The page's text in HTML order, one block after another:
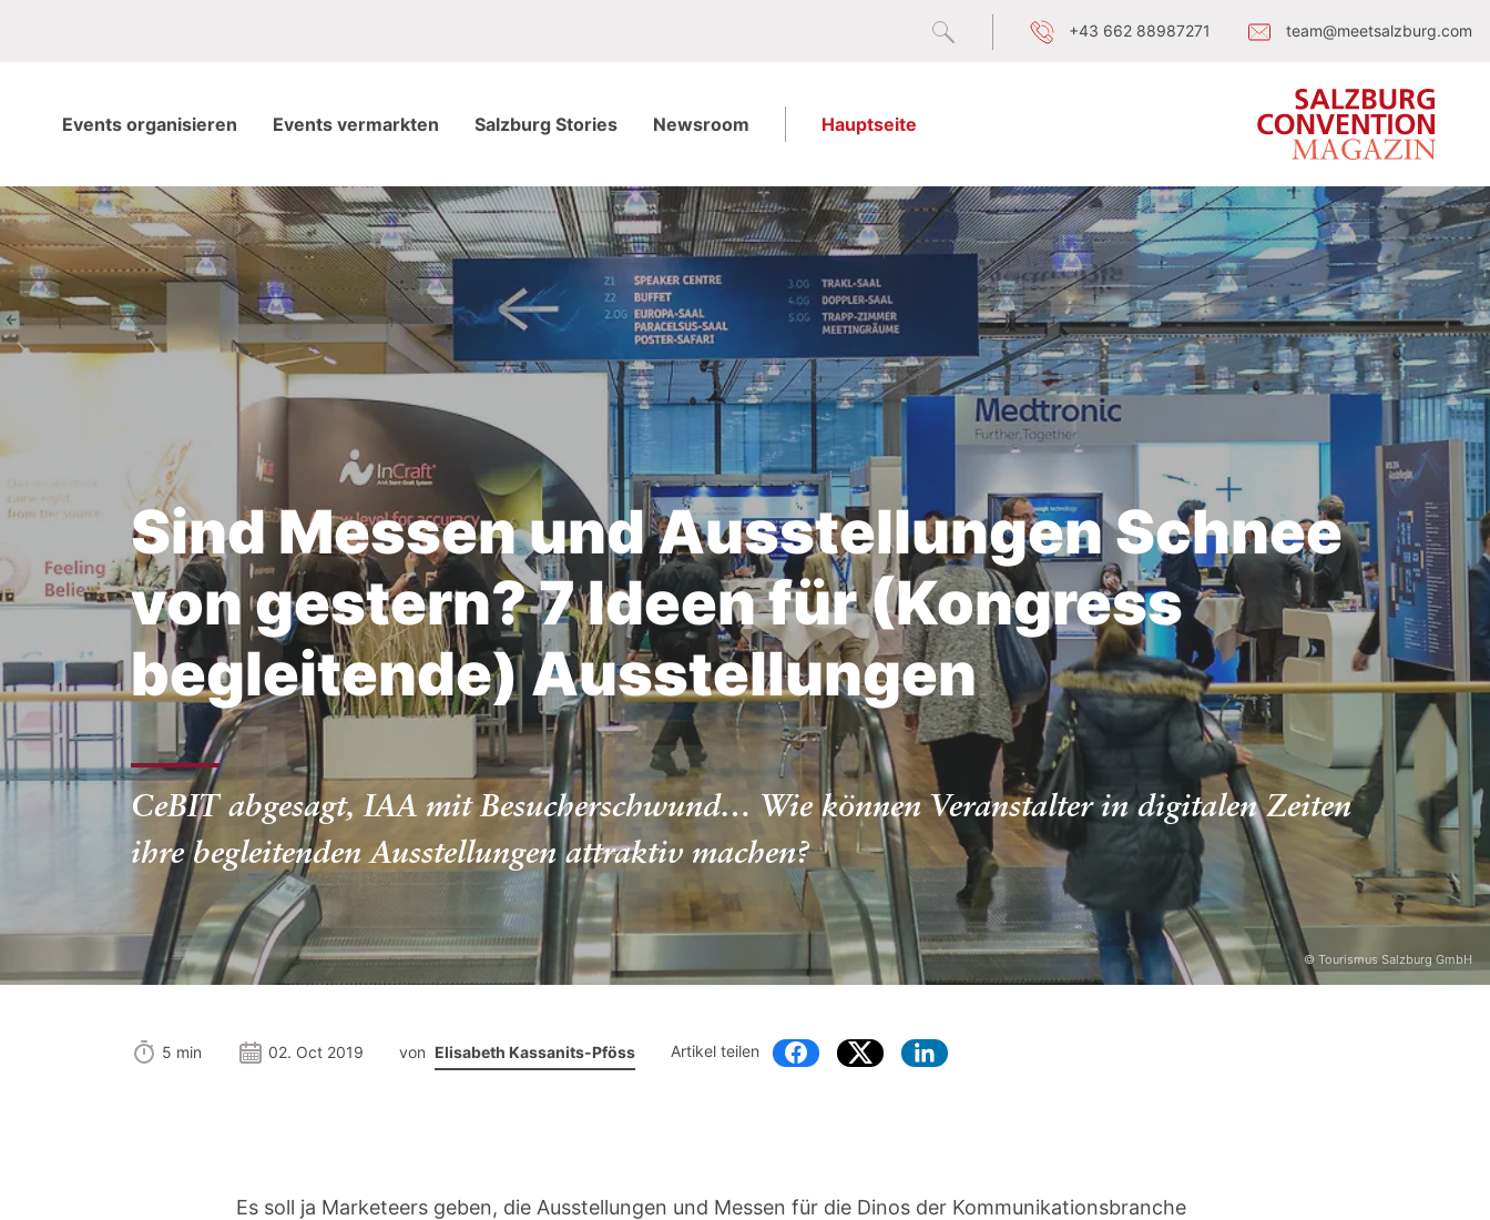
+43 662 88987271 team@meetsalzburg.com
Events organisieren Events vermarkten Salzburg Stories Newsroom Hauptseite
© Tourismus Salzburg GmbH
Sind Messen und Ausstellungen Schnee
von gestern? 7 Ideen für (Kongress
begleitende) Ausstellungen
CeBIT abgesagt, IAA mit Besucherschwund… Wie können Veranstalter in digitalen Zeiten
ihre begleitenden Ausstellungen attraktiv machen?
5 min 02. Oct 2019 von Elisabeth Kassanits-Pföss Artikel teilen
Es soll ja Marketeers geben, die Ausstellungen und Messen für die Dinos der Kommunikationsbranche